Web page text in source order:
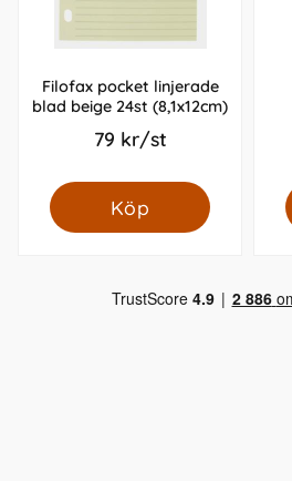
Filofax pocket linjerade
blad beige 24st (8,1x12cm)
79 kr/st
Köp